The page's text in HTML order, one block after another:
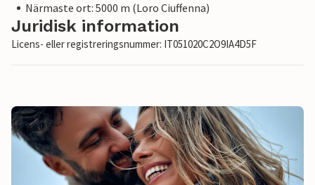
Närmaste ort: 5000 m (Loro Ciuffenna)
Juridisk information
Licens- eller registreringsnummer: IT051020C2O9IA4D5F